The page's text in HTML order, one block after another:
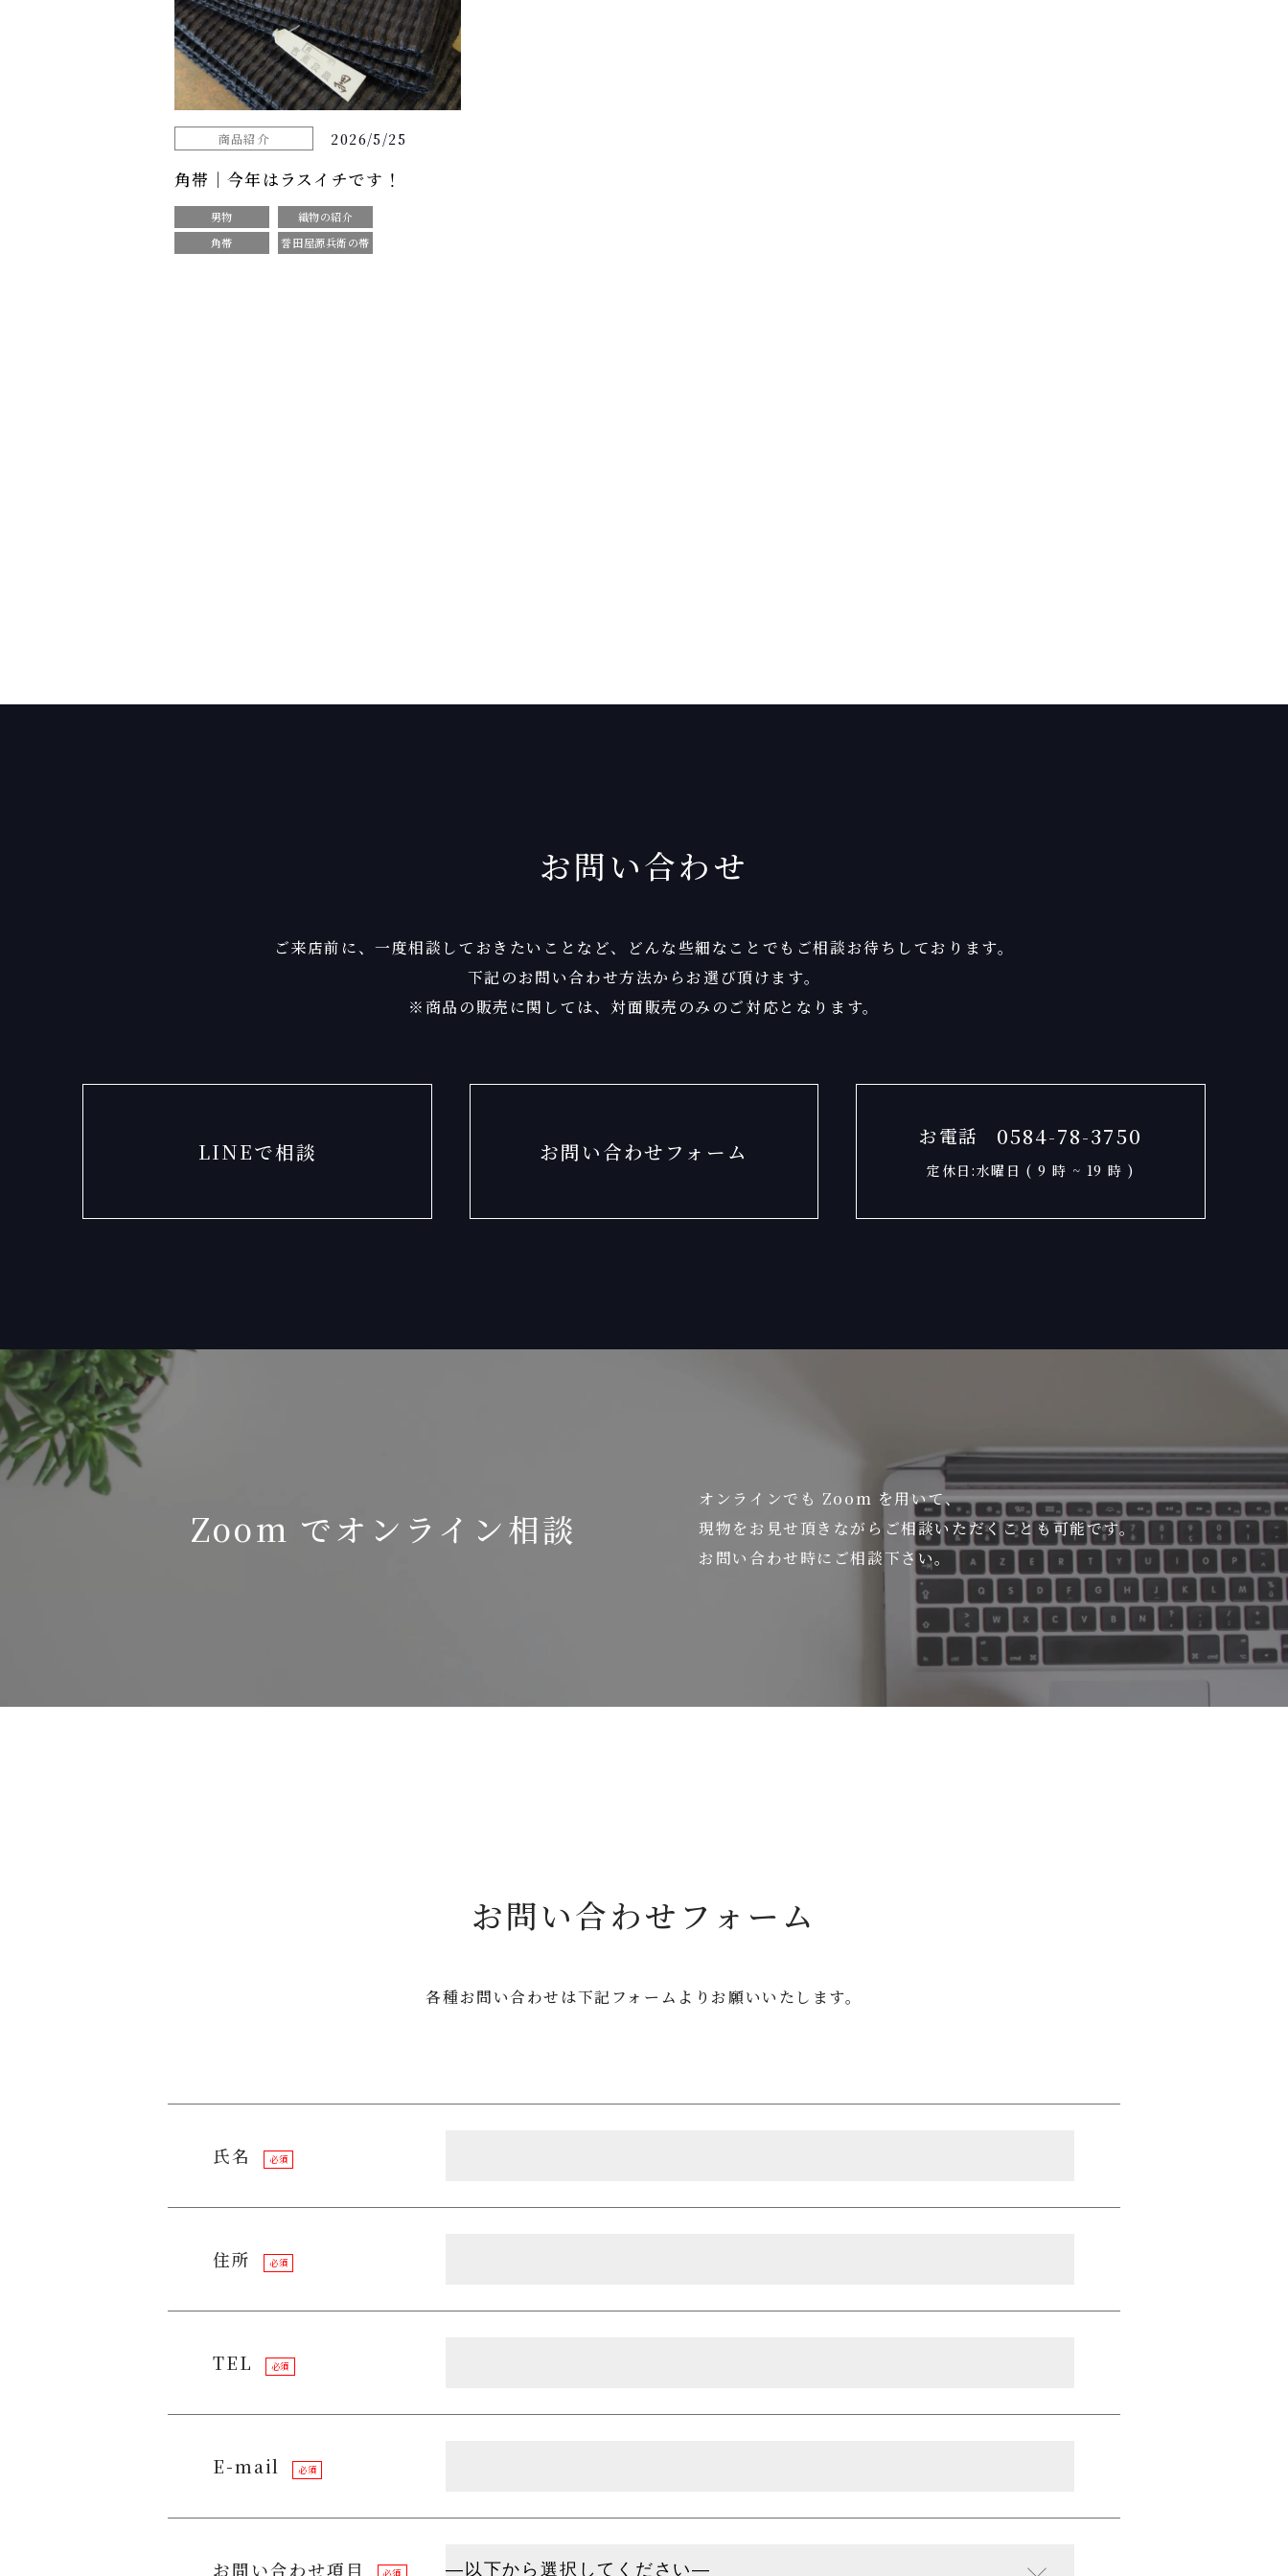
商品紹介 2026/5/25
角帯｜今年はラスイチです！
男物
織物の紹介
角帯
誉田屋源兵衛の帯
お問い合わせ
ご来店前に、一度相談しておきたいことなど、
どんな些細なことでもご相談お待ちしております。
下記のお問い合わせ方法からお選び頂けます。
※商品の販売に関しては、 対面販売のみのご対応となります。
LINEで相談 お問い合わせフォーム
お電話 0584-78-3750
定休日:水曜日 ( 9 時 ~ 19 時 )
Zoom でオンライン相談
オンラインでも Zoom を用いて、
現物をお見せ頂きながら ご相談いただくことも可能です。
お問い合わせ時にご相談下さい。
お問い合わせフォーム
各種お問い合わせは下記フォームよりお願いいたします。
氏名 必須
住所 必須
TEL 必須
E-mail 必須
お問い合わせ項目 必須